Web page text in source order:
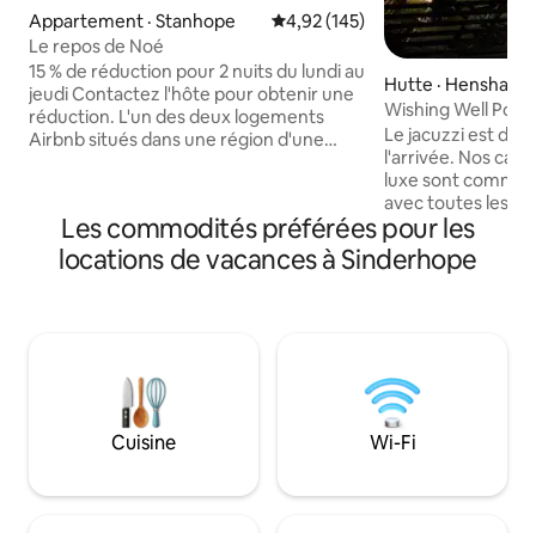
Appartement · Stanhope Note moyenne de 4,92 sur 5,
4,92 (145)
Le repos de Noé
15 % de réduction pour 2 nuits du lundi au
jeudi Contactez l'hôte pour obtenir une
réduction. L'un des deux logements
Airbnb situés dans une région d'une
vélo, visitez les villes et les attractions du
marché, profitez d'un bain jacuzzi, dînez
à l'extérieur et asseyez-vous près du feu
1,9 km boutique du coin à 2,9 km
restaurant italien à 6,6 km
Hutte · Henshaw
Wishing Well Pod. Jacuzzi 80 £ payez à
l'arrivée.
Le jacuzzi est de
l'arrivée. Nos capsules de glamping de
luxe sont comme
avec toutes les
une salle de bain
équipée, un lit
Nous fournissons
besoin. Prise en charge gratuite après
17 h à Steel Rigg
9 h. Les chiens sont également
acceptés. Petite friteuse à air chaud,
Les commodités préférées pour les
locations de vacances à Sinderhope
Cuisine Wi-Fi